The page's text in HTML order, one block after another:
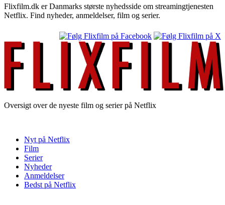
Flixfilm.dk er Danmarks største nyhedsside om streamingtjenesten
Netflix. Find nyheder, anmeldelser, film og serier.
Oversigt over de nyeste film og serier på Netflix
Nyt på Netflix
Film
Serier
Nyheder
Anmeldelser
Bedst på Netflix